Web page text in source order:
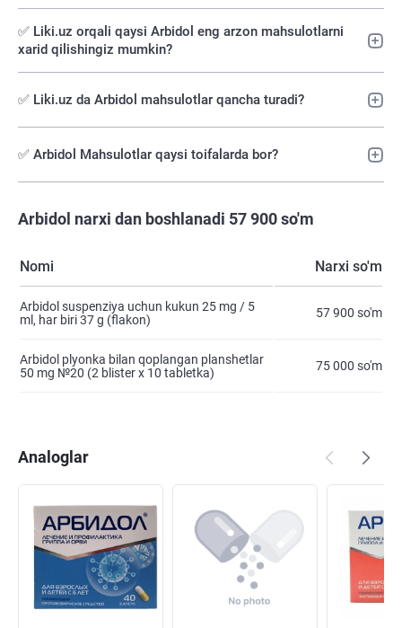
✅️ Liki.uz orqali qaysi Arbidol eng arzon mahsulotlarni
xarid qilishingiz mumkin?
✅ Liki.uz da Arbidol mahsulotlar qancha turadi?
✅ Arbidol Mahsulotlar qaysi toifalarda bor?
Arbidol narxi dan boshlanadi 57 900 so'm
Nomi Narxi so'm
Arbidol suspenziya uchun kukun 25 mg / 5
ml, har biri 37 g (flakon)
57 900 so'm
Arbidol plyonka bilan qoplangan planshetlar
50 mg №20 (2 blister х 10 tabletka)
75 000 so'm
Analoglar